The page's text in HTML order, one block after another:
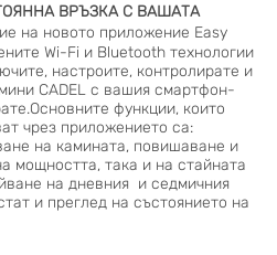
ВРЪЗКА С ВАШАТА
на новото приложение Easy
Wi-Fi и Bluetooth технологии
настроите, контролирате и
CADEL с вашия смартфон-
функции, които
чрез приложението са:
на камината, повишаване и
мощността, така и на стайната
на дневния и седмичния
и преглед на състоянието на